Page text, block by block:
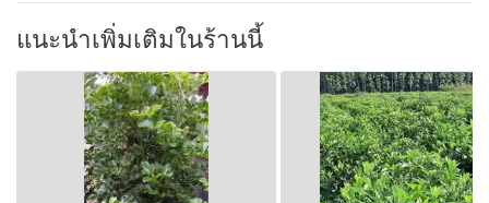
แนะนำเพิ่มเติมในร้านนี้